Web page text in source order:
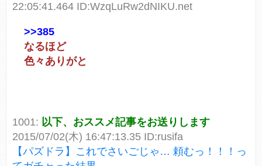
22:05:41.464 ID:WzqLuRw2dNIKU.net
>>385
なるほど
色々ありがと
1001: 以下、おススメ記事をお送りします
2015/07/02(木) 16:47:13.35 ID:rusifa
【パズドラ】これでさいごじゃ… 頼むっ！！！っ